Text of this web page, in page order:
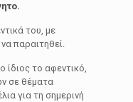
του, µε
παραιτηθεί.
ίδιος το αφεντικό,
σε θέµατα
για τη σηµερινή